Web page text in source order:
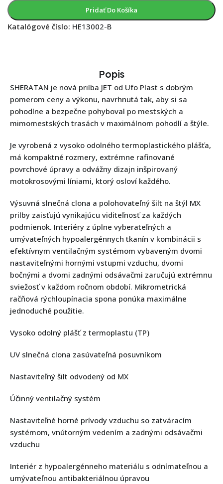
Pridať Do Košíka
Katalógové číslo: HE13002-B
Popis
SHERATAN je nová prilba JET od Ufo Plast s dobrým
pomerom ceny a výkonu, navrhnutá tak, aby si sa
pohodlne a bezpečne pohyboval po mestských a
mimomestských trasách v maximálnom pohodlí a štýle.
Je vyrobená z vysoko odolného termoplastického plášťa,
má kompaktné rozmery, extrémne rafinované
povrchové úpravy a odvážny dizajn inšpirovaný
motokrosovými líniami, ktorý osloví každého.
Výsuvná slnečná clona a polohovateľný šilt na štýl MX
prilby zaisťujú vynikajúcu viditeľnosť za každých
podmienok. Interiéry z úplne vyberateľných a
umývateľných hypoalergénnych tkanín v kombinácii s
efektívnym ventilačným systémom vybaveným dvomi
nastaviteľnými hornými vstupmi vzduchu, dvomi
bočnými a dvomi zadnými odsávačmi zaručujú extrémnu
sviežosť v každom ročnom období. Mikrometrická
račňová rýchloupínacia spona ponúka maximálne
jednoduché použitie.
Vysoko odolný plášť z termoplastu (TP)
UV slnečná clona zasúvateľná posuvníkom
Nastaviteľný šilt odvodený od MX
Účinný ventilačný systém
Nastaviteľné horné prívody vzduchu so zatváracím
systémom, vnútorným vedením a zadnými odsávačmi
vzduchu
Interiér z hypoalergénneho materiálu s odnímateľnou a
umývateľnou antibakteriálnou úpravou